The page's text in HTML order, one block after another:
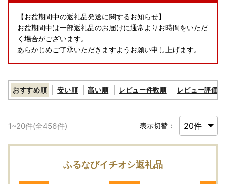
【お盆期間中の返礼品発送に関するお知らせ】
お盆期間中は一部返礼品のお届けに通常よりお時間をいただ
く場合がございます。
あらかじめご了承いただきますようお願い申し上げます。
おすすめ順 安い順 高い順 レビュー件数順 レビュー評価順
1~20件(全456件) 表示切替：
ふるなびイチオシ返礼品